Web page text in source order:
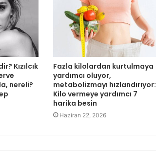
Kızılcık
nereli?
Fazla kilolardan kurtulmaya
yardımcı oluyor,
metabolizmayı hızlandırıyor:
Kilo vermeye yardımcı 7
harika besin
Haziran 22, 2026